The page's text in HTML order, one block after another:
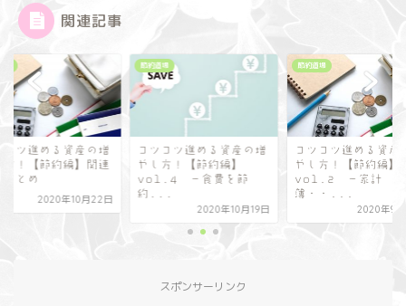
関連記事
コツ進める資産の増
方！【節約編】
～食費を節
節約道場
コツコツ進める資産の増
やし方！【節約編】
vol.2 ～家計
簿・・...
2020年9月20日
節約道場
コツコツ進める資産
やし方！【節約編】
記事まとめ
スポンサーリンク